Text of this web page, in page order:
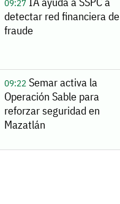
09:27
detectar red financiera de
fraude
09:22Semar activa la
Operación Sable para
reforzar seguridad en
Mazatlán